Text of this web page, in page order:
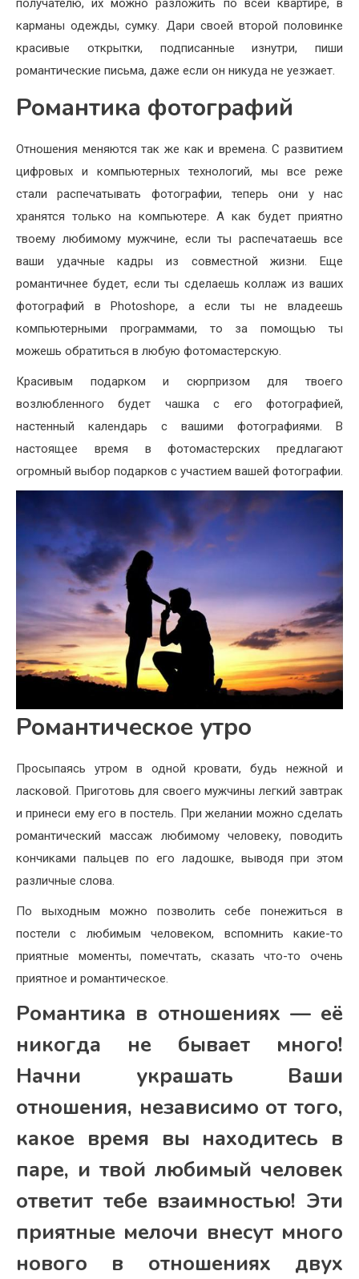
получателю, их можно разложить по всей квартире, в
карманы одежды, сумку. Дари своей второй половинке
красивые открытки, подписанные изнутри, пиши
романтические письма, даже если он никуда не уезжает.
Романтика фотографий
Отношения меняются так же как и времена. С развитием
цифровых и компьютерных технологий, мы все реже
стали распечатывать фотографии, теперь они у нас
хранятся только на компьютере. А как будет приятно
твоему любимому мужчине, если ты распечатаешь все
ваши удачные кадры из совместной жизни. Еще
романтичнее будет, если ты сделаешь коллаж из ваших
фотографий в Photoshope, а если ты не владеешь
компьютерными программами, то за помощью ты
можешь обратиться в любую фотомастерскую.
Красивым подарком и сюрпризом для твоего
возлюбленного будет чашка с его фотографией,
настенный календарь с вашими фотографиями. В
настоящее время в фотомастерских предлагают
огромный выбор подарков с участием вашей фотографии.
Романтическое утро
Просыпаясь утром в одной кровати, будь нежной и
ласковой. Приготовь для своего мужчины легкий завтрак
и принеси ему его в постель. При желании можно сделать
романтический массаж любимому человеку, поводить
кончиками пальцев по его ладошке, выводя при этом
различные слова.
По выходным можно позволить себе понежиться в
постели с любимым человеком, вспомнить какие-то
приятные моменты, помечтать, сказать что-то очень
приятное и романтическое.
Романтика в отношениях — её
никогда не бывает много!
Начни украшать Ваши
отношения, независимо от того,
какое время вы находитесь в
паре, и твой любимый человек
ответит тебе взаимностью! Эти
приятные мелочи внесут много
нового в отношениях двух